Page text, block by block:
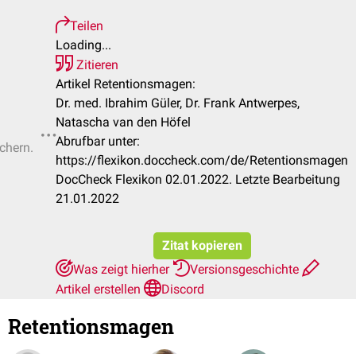
Teilen
Loading...
Zitieren
Artikel Retentionsmagen:
Dr. med. Ibrahim Güler, Dr. Frank Antwerpes,
Natascha van den Höfel
Abrufbar unter:
https://flexikon.doccheck.com/de/Retentionsmagen
DocCheck Flexikon 02.01.2022. Letzte Bearbeitung
21.01.2022
Zitat kopieren
Was zeigt hierher
Versionsgeschichte
Artikel erstellen
Discord
Retentionsmagen